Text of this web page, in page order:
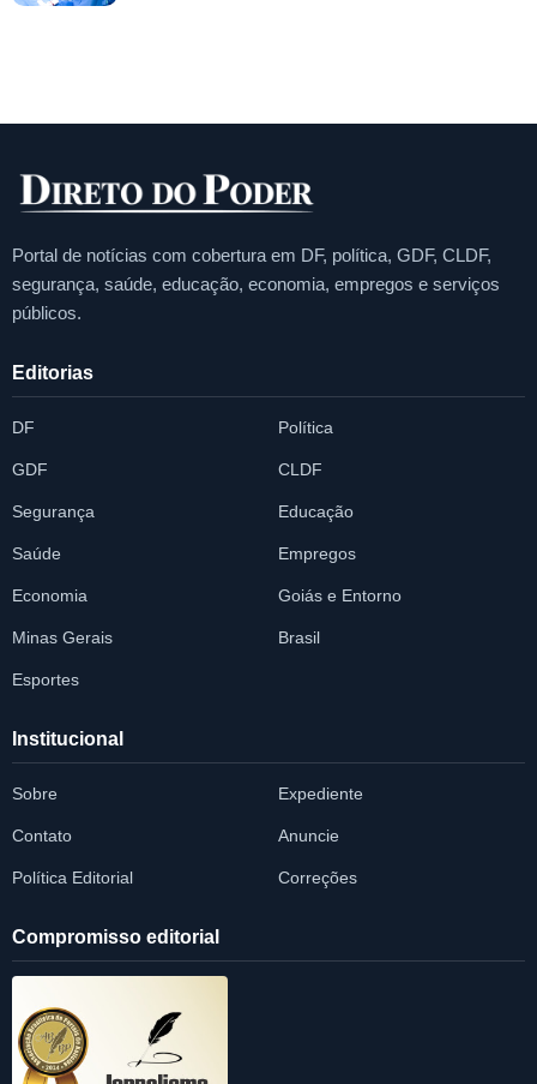
Portal de notícias com cobertura em DF, política, GDF, CLDF,
segurança, saúde, educação, economia, empregos e serviços
públicos.
Editorias
DF Política
GDF CLDF
Segurança Educação
Saúde Empregos
Economia Goiás e Entorno
Minas Gerais Brasil
Esportes
Institucional
Sobre Expediente
Contato Anuncie
Política Editorial Correções
Compromisso editorial